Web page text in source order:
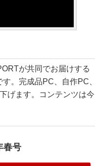
が共同でお届けする
。完成品PC、自作PC、
げます。コンテンツは今
春号